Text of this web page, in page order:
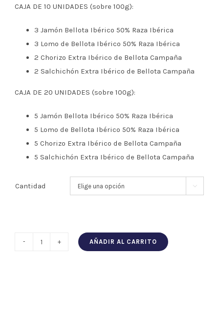
CAJA DE 10 UNIDADES (sobre 100g):
3 Jamón Bellota Ibérico 50% Raza Ibérica
3 Lomo de Bellota Ibérico 50% Raza Ibérica
2 Chorizo Extra Ibérico de Bellota Campaña
2 Salchichón Extra Ibérico de Bellota Campaña
CAJA DE 20 UNIDADES (sobre 100g):
5 Jamón Bellota Ibérico 50% Raza Ibérica
5 Lomo de Bellota Ibérico 50% Raza Ibérica
5 Chorizo Extra Ibérico de Bellota Campaña
5 Salchichón Extra Ibérico de Bellota Campaña
Cantidad 
AÑADIR AL CARRITO